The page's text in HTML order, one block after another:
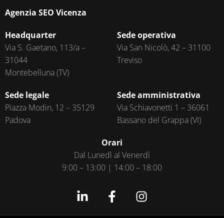
Agenzia SEO Vicenza
Headquarter
Via S. Gaetano, 113/a –
31044
Montebelluna (TV)
Sede operativa
Via San Nicolò, 42 – 31100
Treviso
Sede legale
Piazza Modin, 12 – 35129
Padova
Sede amministrativa
Via Schiavonetti 1 – 36061
Bassano del Grappa (VI)
Orari
Dal Lunedì al Venerdì
9:00 – 13:00 | 14:00 – 18:00